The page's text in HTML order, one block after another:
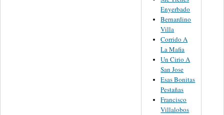
Enyerbado
Bernardino
Villa
Corrido A
La Mafia
Un Cirio A
San Jose
Esas Bonitas
Pestañas
Francisco
Villalobos